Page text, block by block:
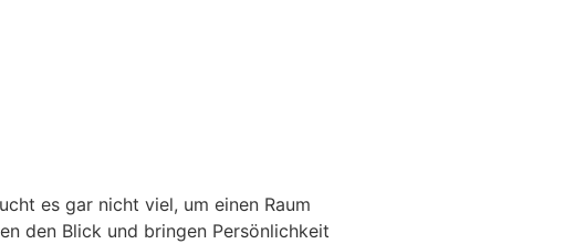
es gar nicht viel, um einen Raum
den Blick und bringen Persönlichkeit